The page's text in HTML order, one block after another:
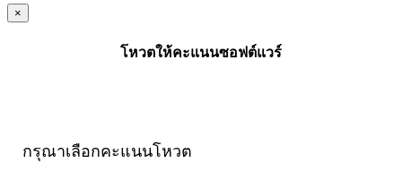
×
โหวตให้คะแนนซอฟต์แวร์
กรุณาเลือกคะแนนโหวต